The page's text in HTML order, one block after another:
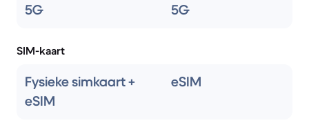
5G 5G
SIM-kaart
Fysieke simkaart +
eSIM
eSIM